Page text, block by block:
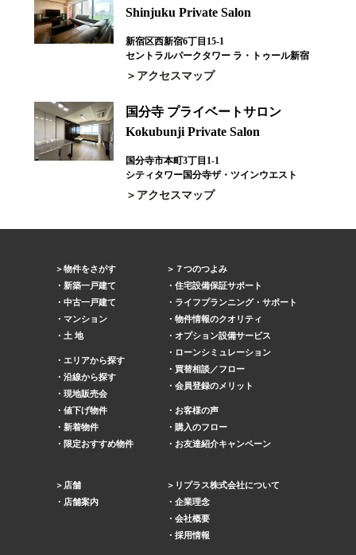
Shinjuku Private Salon
新宿区西新宿6丁目15-1
セントラルパークタワー ラ・トゥール新宿
アクセスマップ
国分寺 プライベートサロン
Kokubunji Private Salon
国分寺市本町3丁目1-1
シティタワー国分寺ザ・ツインウエスト
アクセスマップ
物件をさがす
新築一戸建て
中古一戸建て
マンション
土 地
エリアから探す
沿線から探す
現地販売会
値下げ物件
新着物件
限定おすすめ物件
７つのつよみ
住宅設備保証サポート
ライフプランニング・サポート
物件情報のクオリティ
オプション設備サービス
ローンシミュレーション
買替相談／フロー
会員登録のメリット
お客様の声
購入のフロー
お友達紹介キャンペーン
店舗
店舗案内
リプラス株式会社について
企業理念
会社概要
採用情報